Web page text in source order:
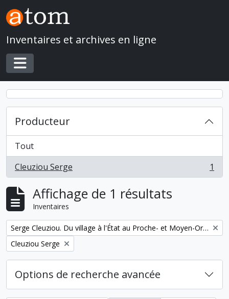
Skip to main content
Inventaires et archives en ligne
Toggle navigation
Producteur
Tout
Cleuziou Serge
, 1 résultats 1
Affichage de 1 résultats
Inventaires
Remove filter:
Serge Cleuziou. Du village à l'État au Proche- et Moyen-Orient
Remove filter:
Cleuziou Serge
Options de recherche avancée